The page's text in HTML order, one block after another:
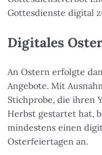
Gottesdienste digital
Digitales
An Ostern erfolgte
Angebote. Mit
Stichprobe, die ihren
Herbst gestartet hat,
mindestens einen
Osterfeiertagen an.